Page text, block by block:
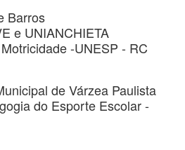
Barros
e UNIANCHIETA
-UNESP - RC
de Várzea Paulista
do Esporte Escolar -